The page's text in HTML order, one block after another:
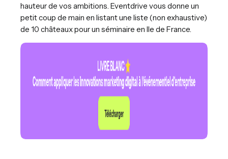
hauteur de vos ambitions. Eventdrive vous donne un
petit coup de main en listant une liste (non exhaustive)
de 10 châteaux pour un séminaire en Ile de France.